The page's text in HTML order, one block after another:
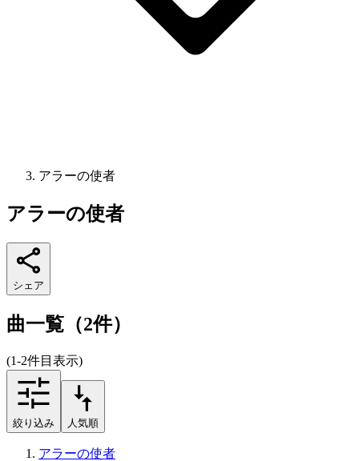
アラーの使者
アラーの使者
シェア
曲一覧（2件）
(1-2件目表示)
絞り込み 人気順
アラーの使者